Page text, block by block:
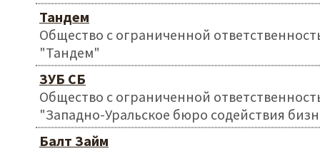
Тандем
Общество с ограниченной
"Тандем"
ЗУБ СБ
Общество с ограниченной
"Западно-Уральское бюро содействия
Балт Займ